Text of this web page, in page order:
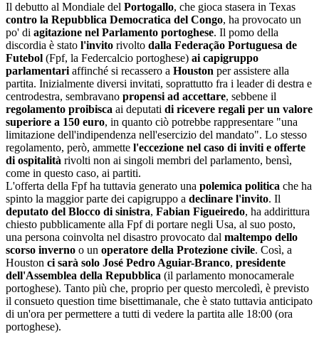
Il debutto al Mondiale del Portogallo, che gioca stasera in Texas
contro la Repubblica Democratica del Congo, ha provocato un
po' di agitazione nel Parlamento portoghese. Il pomo della
discordia è stato l'invito rivolto dalla Federação Portuguesa de
Futebol (Fpf, la Federcalcio portoghese) ai capigruppo
parlamentari affinché si recassero a Houston per assistere alla
partita. Inizialmente diversi invitati, soprattutto fra i leader di destra e
centrodestra, sembravano propensi ad accettare, sebbene il
regolamento proibisca ai deputati di ricevere regali per un valore
superiore a 150 euro, in quanto ciò potrebbe rappresentare "una
limitazione dell'indipendenza nell'esercizio del mandato". Lo stesso
regolamento, però, ammette l'eccezione nel caso di inviti e offerte
di ospitalità rivolti non ai singoli membri del parlamento, bensì,
come in questo caso, ai partiti.
L'offerta della Fpf ha tuttavia generato una polemica politica che ha
spinto la maggior parte dei capigruppo a declinare l'invito. Il
deputato del Blocco di sinistra, Fabian Figueiredo, ha addirittura
chiesto pubblicamente alla Fpf di portare negli Usa, al suo posto,
una persona coinvolta nel disastro provocato dal maltempo dello
scorso inverno o un operatore della Protezione civile. Così, a
Houston ci sarà solo José Pedro Aguiar-Branco, presidente
dell'Assemblea della Repubblica (il parlamento monocamerale
portoghese). Tanto più che, proprio per questo mercoledì, è previsto
il consueto question time bisettimanale, che è stato tuttavia anticipato
di un'ora per permettere a tutti di vedere la partita alle 18:00 (ora
portoghese).